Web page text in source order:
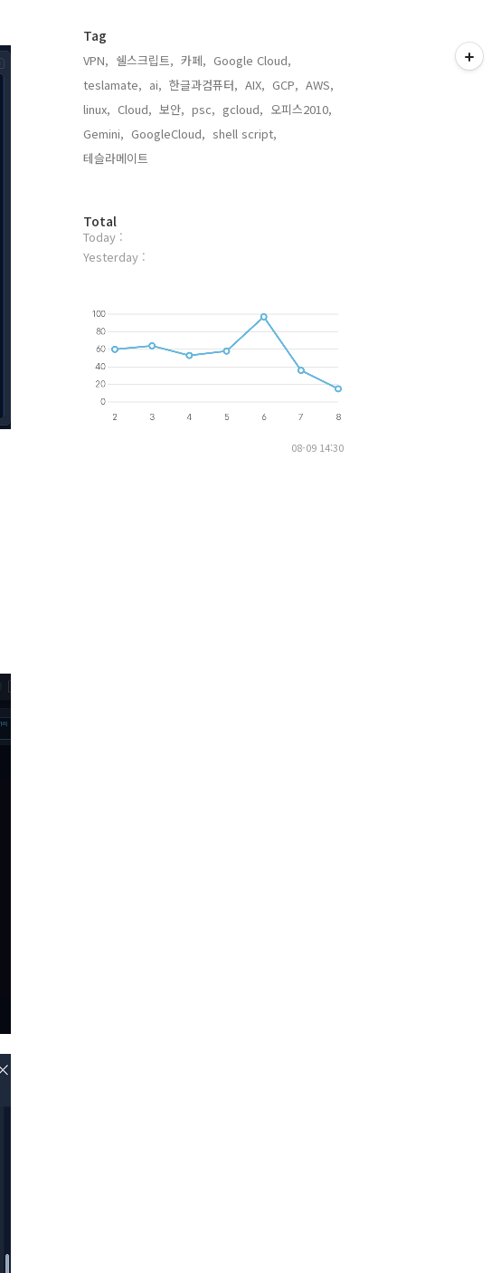
과
기
글
Tag
VPN, 쉘스크립트, 카페, Google Cloud,
teslamate, ai, 한글과컴퓨터, AIX, GCP, AWS,
linux, Cloud, 보안, psc, gcloud, 오피스2010,
Gemini, GoogleCloud, shell script,
테슬라메이트,
방
문
자
Total
Today :
Yesterday :
08-09 14:30